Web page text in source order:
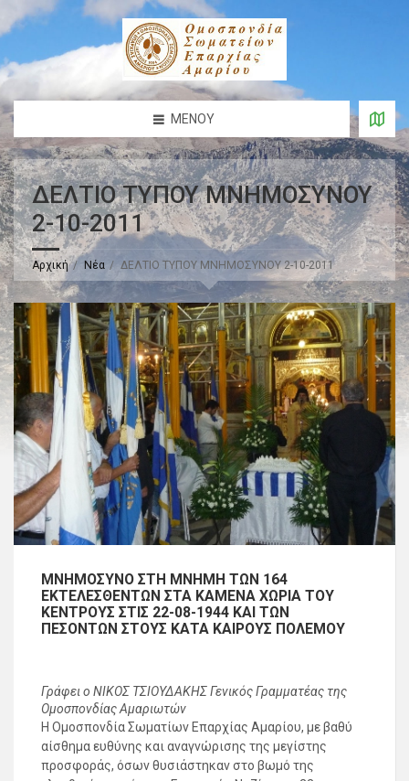
ΜΕΝΟΎ
ΔΕΛΤΙΟ ΤΥΠΟΥ ΜΝΗΜΟΣΥΝΟΥ
2-10-2011
Αρχική Νέα ΔΕΛΤΙΟ ΤΥΠΟΥ ΜΝΗΜΟΣΥΝΟΥ 2-10-2011
ΜΝΗΜΟΣΥΝΟ ΣΤΗ ΜΝΗΜΗ ΤΩΝ 164
ΕΚΤΕΛΕΣΘΕΝΤΩΝ ΣΤΑ ΚΑΜΕΝΑ ΧΩΡΙΑ ΤΟΥ
ΚΕΝΤΡΟΥΣ ΣΤΙΣ 22-08-1944 ΚΑΙ ΤΩΝ
ΠΕΣΟΝΤΩΝ ΣΤΟΥΣ ΚΑΤΑ ΚΑΙΡΟΥΣ ΠΟΛΕΜΟΥ
Γράφει ο ΝΙΚΟΣ ΤΣΙΟΥΔΑΚΗΣ Γενικός Γραμματέας της
Ομοσπονδίας Αμαριωτών
Η Ομοσπονδία Σωματίων Επαρχίας Αμαρίου, με βαθύ
αίσθημα ευθύνης και αναγνώρισης της μεγίστης
προσφοράς, όσων θυσιάστηκαν στο βωμό της